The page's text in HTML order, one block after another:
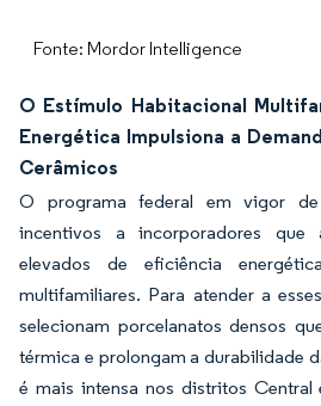
Fonte: Mordor Intelligence
O Estímulo Habitacional
Energética Impulsiona a
Cerâmicos
O programa federal em vigor
incentivos a incorporadores que
elevados de eficiência
multifamiliares. Para atender a
selecionam porcelanatos densos
térmica e prolongam a durabilidade
é mais intensa nos distritos